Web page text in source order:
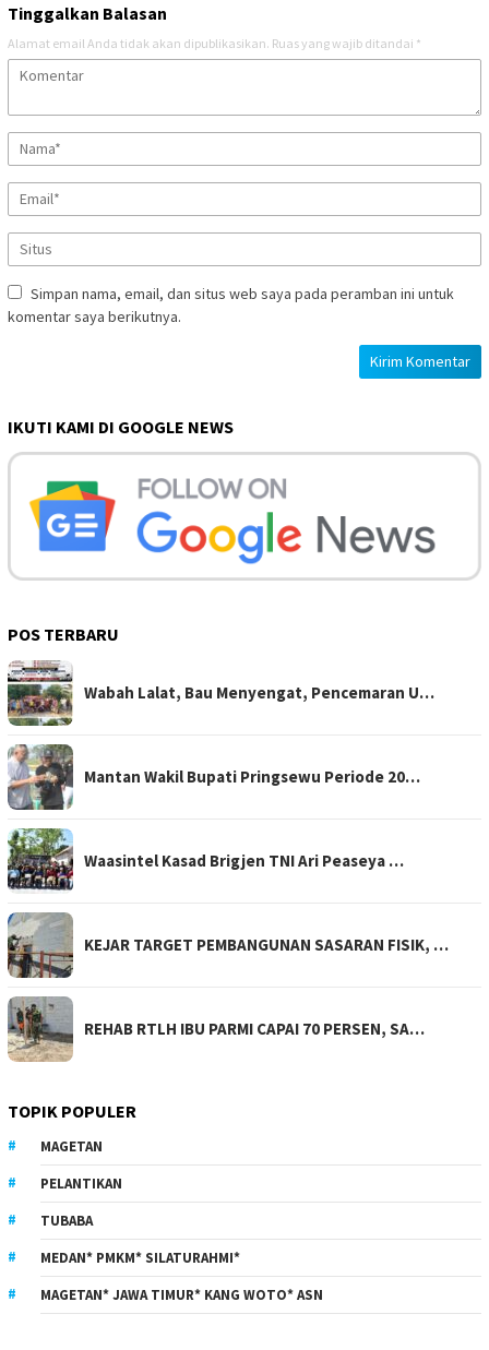
Tinggalkan Balasan
Alamat email Anda tidak akan dipublikasikan. Ruas yang wajib ditandai *
Simpan nama, email, dan situs web saya pada peramban ini untuk
komentar saya berikutnya.
IKUTI KAMI DI GOOGLE NEWS
POS TERBARU
Wabah Lalat, Bau Menyengat, Pencemaran U…
Mantan Wakil Bupati Pringsewu Periode 20…
Waasintel Kasad Brigjen TNI Ari Peaseya …
KEJAR TARGET PEMBANGUNAN SASARAN FISIK, …
REHAB RTLH IBU PARMI CAPAI 70 PERSEN, SA…
TOPIK POPULER
MAGETAN
PELANTIKAN
TUBABA
MEDAN* PMKM* SILATURAHMI*
MAGETAN* JAWA TIMUR* KANG WOTO* ASN